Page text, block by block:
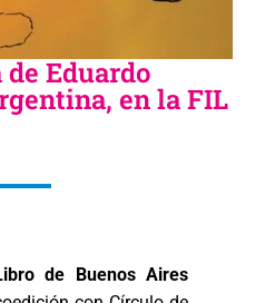
Eduardo
en la FIL
de Buenos Aires